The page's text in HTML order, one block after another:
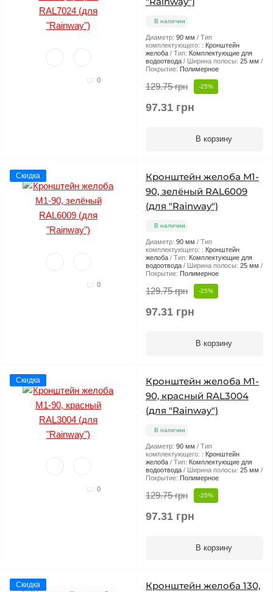
0
В наличии
Диаметр: 90 мм
Тип
комплектующего: : Кронштейн
желоба
Тип: Комплектующие для
водоотвода
Ширина полосы: 25 мм
Покрытие: Полимерное
129.75 грн -25%
97.31 грн
В корзину
Скидка
0
Кронштейн желоба М1-
90, зелёный RAL6009
(для "Rainway")
В наличии
Диаметр: 90 мм
Тип
комплектующего: : Кронштейн
желоба
Тип: Комплектующие для
водоотвода
Ширина полосы: 25 мм
Покрытие: Полимерное
129.75 грн -25%
97.31 грн
В корзину
Скидка
0
Кронштейн желоба М1-
90, красный RAL3004
(для "Rainway")
В наличии
Диаметр: 90 мм
Тип
комплектующего: : Кронштейн
желоба
Тип: Комплектующие для
водоотвода
Ширина полосы: 25 мм
Покрытие: Полимерное
129.75 грн -25%
97.31 грн
В корзину
Скидка
Кронштейн желоба 130,